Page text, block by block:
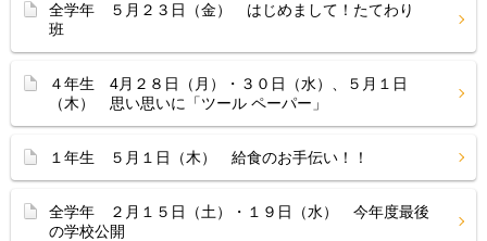
全学年 ５月２３日（金） はじめまして！たてわり
班
４年生 4月２８日（月）・３０日（水）、５月１日
（木） 思い思いに「ツール ペーパー」
１年生 ５月１日（木） 給食のお手伝い！！
全学年 ２月１５日（土）・１９日（水） 今年度最後
の学校公開